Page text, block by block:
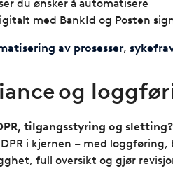
du ønsker å automatisere
med BankId og Posten
av prosesser,
og
tilgangsstyring og sletting?
i kjernen – med
full oversikt og gjør